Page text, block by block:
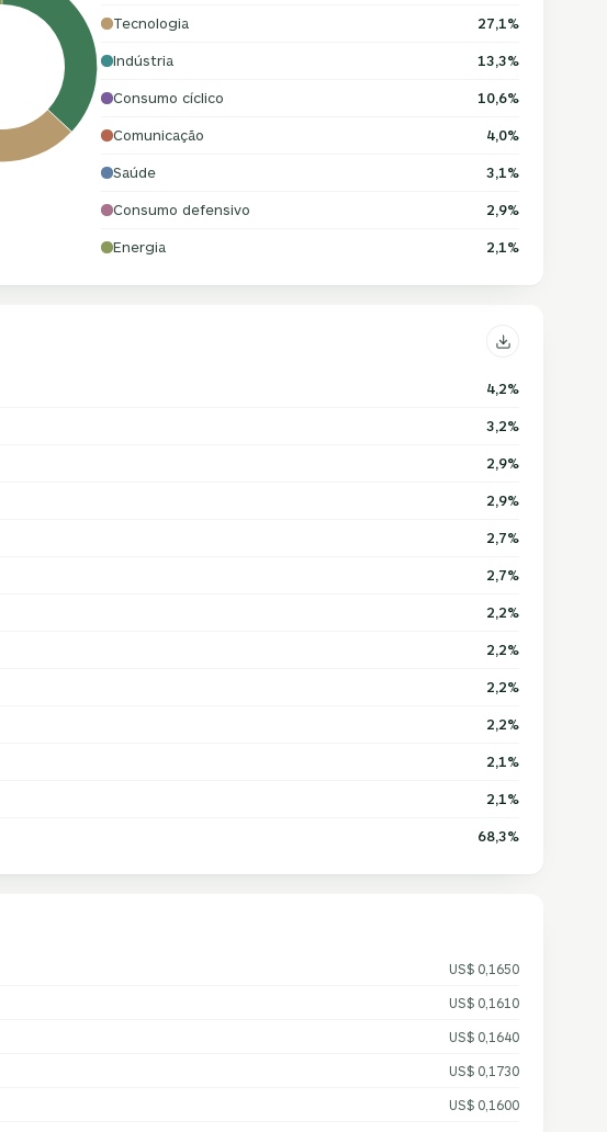
Tecnologia 27,1%
Indústria 13,3%
Consumo cíclico 10,6%
Comunicação 4,0%
Saúde 3,1%
Consumo defensivo 2,9%
Energia 2,1%
4,2%
3,2%
2,9%
2,9%
2,7%
2,7%
2,2%
2,2%
2,2%
2,2%
2,1%
2,1%
68,3%
US$ 0,1650
US$ 0,1610
US$ 0,1640
US$ 0,1730
US$ 0,1600